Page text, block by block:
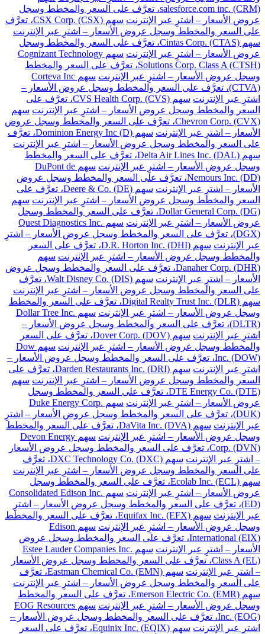
salesforce.com inc. (CRM)، تعرَّف على السعر والمخطط وسجل
عروض الأسعار – اشترِ عبر الإنترنت
سهم CSX Corp. (CSX)، تعرَّف
على السعر والمخطط وسجل عروض الأسعار – اشترِ عبر الإنترنت
سهم Cintas Corp. (CTAS)، تعرَّف على السعر والمخطط وسجل
عروض الأسعار – اشترِ عبر الإنترنت
سهم Cognizant Technology
Solutions Corp. Class A (CTSH)، تعرَّف على السعر والمخطط
وسجل عروض الأسعار – اشترِ عبر الإنترنت
سهم Corteva Inc
(CTVA)، تعرَّف على السعر والمخطط وسجل عروض الأسعار –
اشترِ عبر الإنترنت
سهم CVS Health Corp. (CVS)، تعرَّف على
السعر والمخطط وسجل عروض الأسعار – اشترِ عبر الإنترنت سهم
Chevron Corp. (CVX)، تعرَّف على السعر والمخطط وسجل عروض
الأسعار – اشترِ عبر الإنترنت
سهم Dominion Energy Inc (D)، تعرَّف
على السعر والمخطط وسجل عروض الأسعار – اشترِ عبر الإنترنت
سهم Delta Air Lines Inc. (DAL)، تعرَّف على السعر والمخطط
وسجل عروض الأسعار – اشترِ عبر الإنترنت
سهم DuPont de
Nemours Inc. (DD)، تعرَّف على السعر والمخطط وسجل عروض
الأسعار – اشترِ عبر الإنترنت
سهم Deere & Co. (DE)، تعرَّف على
السعر والمخطط وسجل عروض الأسعار – اشترِ عبر الإنترنت سهم
Dollar General Corp. (DG)، تعرَّف على السعر والمخطط وسجل
عروض الأسعار – اشترِ عبر الإنترنت
سهم Quest Diagnostics Inc.
(DGX)، تعرَّف على السعر والمخطط وسجل عروض الأسعار – اشترِ
عبر الإنترنت
سهم D.R. Horton Inc. (DHI)، تعرَّف على السعر
والمخطط وسجل عروض الأسعار – اشترِ عبر الإنترنت سهم
Danaher Corp. (DHR)، تعرَّف على السعر والمخطط وسجل عروض
الأسعار – اشترِ عبر الإنترنت
سهم Walt Disney Co. (DIS)، تعرَّف
على السعر والمخطط وسجل عروض الأسعار – اشترِ عبر الإنترنت
سهم Digital Realty Trust Inc. (DLR)، تعرَّف على السعر والمخطط
وسجل عروض الأسعار – اشترِ عبر الإنترنت
سهم Dollar Tree Inc.
(DLTR)، تعرَّف على السعر والمخطط وسجل عروض الأسعار –
اشترِ عبر الإنترنت
سهم Dover Corp. (DOV)، تعرَّف على السعر
والمخطط وسجل عروض الأسعار – اشترِ عبر الإنترنت
سهم Dow
Inc. (DOW)، تعرَّف على السعر والمخطط وسجل عروض الأسعار –
اشترِ عبر الإنترنت
سهم Darden Restaurants Inc. (DRI)، تعرَّف على
السعر والمخطط وسجل عروض الأسعار – اشترِ عبر الإنترنت سهم
DTE Energy Co. (DTE)، تعرَّف على السعر والمخطط وسجل
عروض الأسعار – اشترِ عبر الإنترنت
سهم Duke Energy Corp.
(DUK)، تعرَّف على السعر والمخطط وسجل عروض الأسعار – اشترِ
عبر الإنترنت
سهم DaVita Inc. (DVA)، تعرَّف على السعر والمخطط
وسجل عروض الأسعار – اشترِ عبر الإنترنت
سهم Devon Energy
Corp. (DVN)، تعرَّف على السعر والمخطط وسجل عروض الأسعار
– اشترِ عبر الإنترنت
سهم DXC Technology Co. (DXC)، تعرَّف
على السعر والمخطط وسجل عروض الأسعار – اشترِ عبر الإنترنت
سهم Ecolab Inc. (ECL)، تعرَّف على السعر والمخطط وسجل
عروض الأسعار – اشترِ عبر الإنترنت
سهم Consolidated Edison Inc.
(ED)، تعرَّف على السعر والمخطط وسجل عروض الأسعار – اشترِ
عبر الإنترنت
سهم Equifax Inc. (EFX)، تعرَّف على السعر والمخطط
وسجل عروض الأسعار – اشترِ عبر الإنترنت
سهم Edison
International (EIX)، تعرَّف على السعر والمخطط وسجل عروض
الأسعار – اشترِ عبر الإنترنت
سهم Estee Lauder Companies Inc.
Class A (EL)، تعرَّف على السعر والمخطط وسجل عروض الأسعار
– اشترِ عبر الإنترنت
سهم Eastman Chemical Co. (EMN)، تعرَّف
على السعر والمخطط وسجل عروض الأسعار – اشترِ عبر الإنترنت
سهم Emerson Electric Co. (EMR)، تعرَّف على السعر والمخطط
وسجل عروض الأسعار – اشترِ عبر الإنترنت
سهم EOG Resources
Inc. (EOG)، تعرَّف على السعر والمخطط وسجل عروض الأسعار –
اشترِ عبر الإنترنت
سهم Equinix Inc. (EQIX)، تعرَّف على السعر